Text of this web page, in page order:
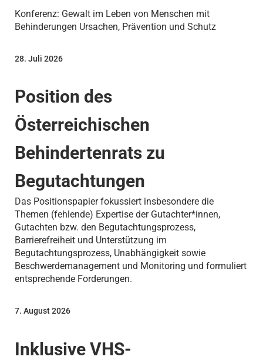
Konferenz: Gewalt im Leben von Menschen mit
Behinderungen Ursachen, Prävention und Schutz
Position des
Österreichischen
Behindertenrats zu
Begutachtungen
28. Juli 2026
Das Positionspapier fokussiert insbesondere die
Themen (fehlende) Expertise der Gutachter*innen,
Gutachten bzw. den Begutachtungsprozess,
Barrierefreiheit und Unterstützung im
Begutachtungsprozess, Unabhängigkeit sowie
Beschwerdemanagement und Monitoring und formuliert
entsprechende Forderungen.
Inklusive VHS-
7. August 2026